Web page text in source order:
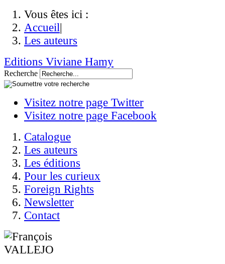
Vous êtes ici :
Accueil|
Les auteurs
Editions Viviane Hamy
Recherche
Visitez notre page Twitter
Visitez notre page Facebook
Catalogue
Les auteurs
Les éditions
Pour les curieux
Foreign Rights
Newsletter
Contact